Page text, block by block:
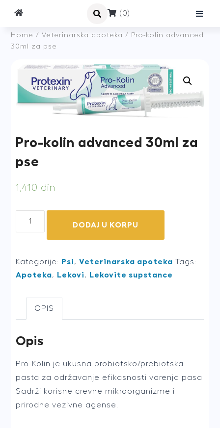
(0)
Home /Veterinarska apoteka / Pro-kolin advanced
30ml za pse
Pro-kolin advanced 30ml za
pse
1,410 din
advanced
DODAJ U KORPU
Kategorije: Psi,Veterinarska apoteka Tags:
Apoteka, Lekovi, Lekovite supstance
OPIS
Opis
Pro-Kolin je ukusna probiotsko/prebiotska
pasta za održavanje efikasnosti varenja pasa
Sadrži korisne crevne mikroorganizme i
prirodne vezivne agense.